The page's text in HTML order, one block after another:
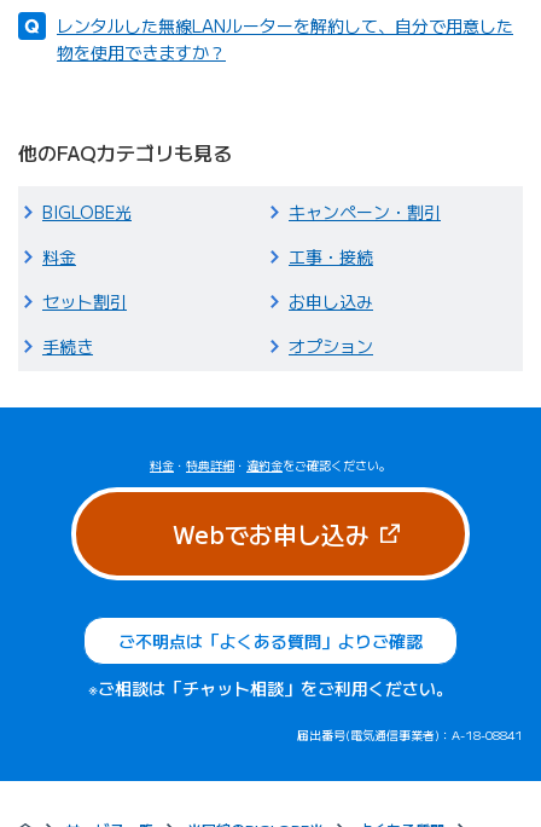
レンタルした無線LANルーターを解約して、自分で用意した
物を使用できますか？
他のFAQカテゴリも見る
BIGLOBE光
キャンペーン・割引
料金
工事・接続
セット割引
お申し込み
手続き
オプション
料金 ・ 特典詳細 ・ 違約金をご確認ください。
Webでお申し込み（新しいタブ
ご不明点は「よくある質問」よりご確認
※ご相談は「チャット相談」をご利用ください。
届出番号(電気通信事業者)：A-18-08841